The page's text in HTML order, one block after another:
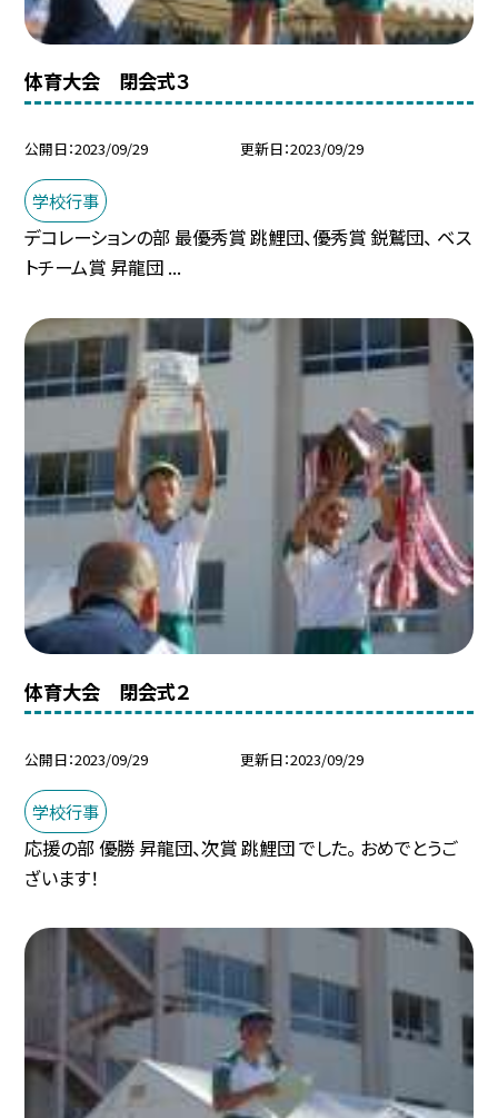
体育大会 閉会式３
公開日 2023/09/29 更新日 2023/09/29
学校行事
デコレーションの部 最優秀賞 跳鯉団、優秀賞 鋭鷲団、 ベス
トチーム賞 昇龍団 ...
体育大会 閉会式２
公開日 2023/09/29 更新日 2023/09/29
学校行事
応援の部 優勝 昇龍団、次賞 跳鯉団 でした。 おめでとうご
ざいます！